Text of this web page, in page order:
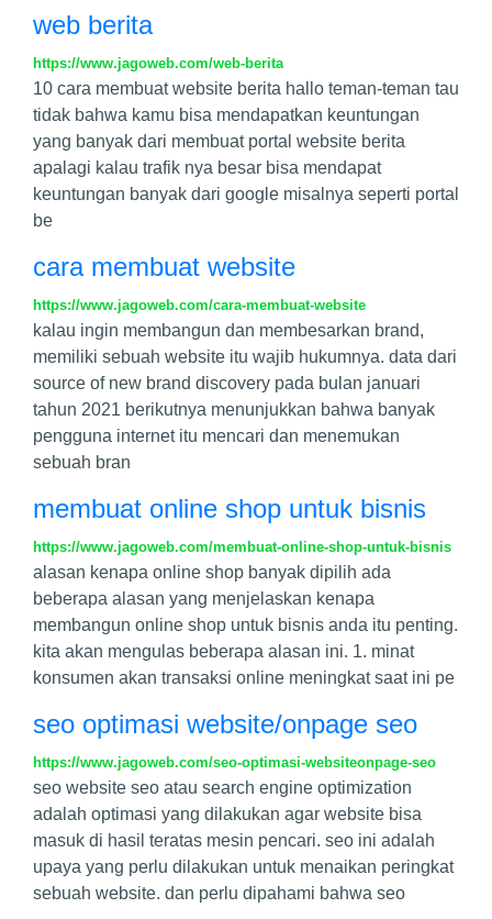
web berita
https://www.jagoweb.com/web-berita
10 cara membuat website berita hallo teman-teman tau
tidak bahwa kamu bisa mendapatkan keuntungan
yang banyak dari membuat portal website berita
apalagi kalau trafik nya besar bisa mendapat
keuntungan banyak dari google misalnya seperti portal
be
cara membuat website
https://www.jagoweb.com/cara-membuat-website
kalau ingin membangun dan membesarkan brand,
memiliki sebuah website itu wajib hukumnya. data dari
source of new brand discovery pada bulan januari
tahun 2021 berikutnya menunjukkan bahwa banyak
pengguna internet itu mencari dan menemukan
sebuah bran
membuat online shop untuk bisnis
https://www.jagoweb.com/membuat-online-shop-untuk-bisnis
alasan kenapa online shop banyak dipilih ada
beberapa alasan yang menjelaskan kenapa
membangun online shop untuk bisnis anda itu penting.
kita akan mengulas beberapa alasan ini. 1. minat
konsumen akan transaksi online meningkat saat ini pe
seo optimasi website/onpage seo
https://www.jagoweb.com/seo-optimasi-websiteonpage-seo
seo website seo atau search engine optimization
adalah optimasi yang dilakukan agar website bisa
masuk di hasil teratas mesin pencari. seo ini adalah
upaya yang perlu dilakukan untuk menaikan peringkat
sebuah website. dan perlu dipahami bahwa seo